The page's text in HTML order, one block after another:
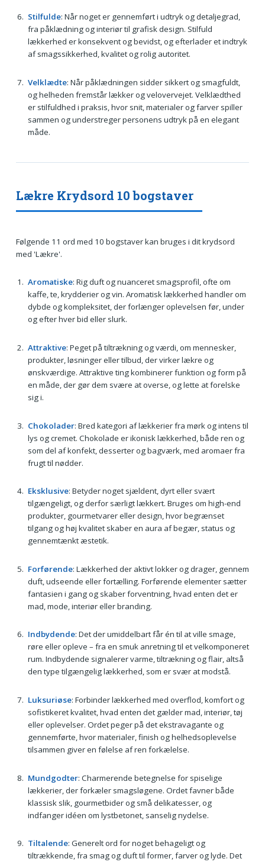
Stilfulde: Når noget er gennemført i udtryk og detaljegrad,
fra påklædning og interiør til grafisk design. Stilfuld
lækkerhed er konsekvent og bevidst, og efterlader et indtryk
af smagssikkerhed, kvalitet og rolig autoritet.
Velklædte: Når påklædningen sidder sikkert og smagfuldt,
og helheden fremstår lækker og velovervejet. Velklædthed
er stilfuldhed i praksis, hvor snit, materialer og farver spiller
sammen og understreger personens udtryk på en elegant
måde.
Lækre Krydsord 10 bogstaver
Følgende 11 ord med 10 bogstaver kan bruges i dit krydsord
med 'Lækre'.
Aromatiske: Rig duft og nuanceret smagsprofil, ofte om
kaffe, te, krydderier og vin. Aromatisk lækkerhed handler om
dybde og kompleksitet, der forlænger oplevelsen før, under
og efter hver bid eller slurk.
Attraktive: Peget på tiltrækning og værdi, om mennesker,
produkter, løsninger eller tilbud, der virker lækre og
ønskværdige. Attraktive ting kombinerer funktion og form på
en måde, der gør dem svære at overse, og lette at forelske
sig i.
Chokolader: Bred kategori af lækkerier fra mørk og intens til
lys og cremet. Chokolade er ikonisk lækkerhed, både ren og
som del af konfekt, desserter og bagværk, med aromaer fra
frugt til nødder.
Eksklusive: Betyder noget sjældent, dyrt eller svært
tilgængeligt, og derfor særligt lækkert. Bruges om high-end
produkter, gourmetvarer eller design, hvor begrænset
tilgang og høj kvalitet skaber en aura af begær, status og
gennemtænkt æstetik.
Forførende: Lækkerhed der aktivt lokker og drager, gennem
duft, udseende eller fortælling. Forførende elementer sætter
fantasien i gang og skaber forventning, hvad enten det er
mad, mode, interiør eller branding.
Indbydende: Det der umiddelbart får én til at ville smage,
røre eller opleve – fra en smuk anretning til et velkomponeret
rum. Indbydende signalerer varme, tiltrækning og flair, altså
den type tilgængelig lækkerhed, som er svær at modstå.
Luksuriøse: Forbinder lækkerhed med overflod, komfort og
sofistikeret kvalitet, hvad enten det gælder mad, interiør, tøj
eller oplevelser. Ordet peger på det ekstravagante og
gennemførte, hvor materialer, finish og helhedsoplevelse
tilsammen giver en følelse af ren forkælelse.
Mundgodter: Charmerende betegnelse for spiselige
lækkerier, der forkæler smagsløgene. Ordet favner både
klassisk slik, gourmetbider og små delikatesser, og
indfanger idéen om lystbetonet, sanselig nydelse.
Tiltalende: Generelt ord for noget behageligt og
tiltrækkende, fra smag og duft til former, farver og lyde. Det